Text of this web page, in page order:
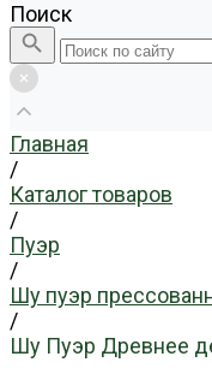
Поиск
Главная
/
Каталог товаров
/
Пуэр
/
Шу пуэр
/
Шу Пуэр Древнее